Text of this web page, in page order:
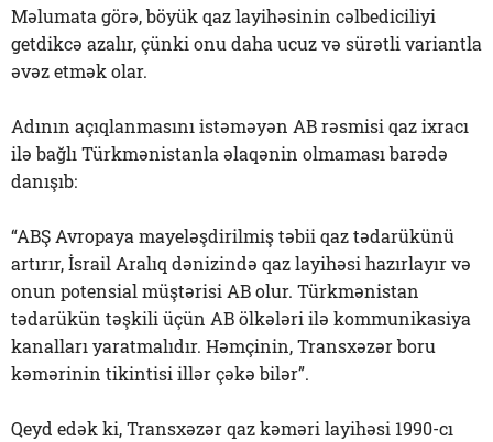
Məlumata görə, böyük qaz layihəsinin cəlbediciliyi
getdikcə azalır, çünki onu daha ucuz və sürətli variantla
əvəz etmək olar.
Adının açıqlanmasını istəməyən AB rəsmisi qaz ixracı
ilə bağlı Türkmənistanla əlaqənin olmaması barədə
danışıb:
“ABŞ Avropaya mayeləşdirilmiş təbii qaz tədarükünü
artırır, İsrail Aralıq dənizində qaz layihəsi hazırlayır və
onun potensial müştərisi AB olur. Türkmənistan
tədarükün təşkili üçün AB ölkələri ilə kommunikasiya
kanalları yaratmalıdır. Həmçinin, Transxəzər boru
kəmərinin tikintisi illər çəkə bilər”.
Qeyd edək ki, Transxəzər qaz kəməri layihəsi 1990-cı